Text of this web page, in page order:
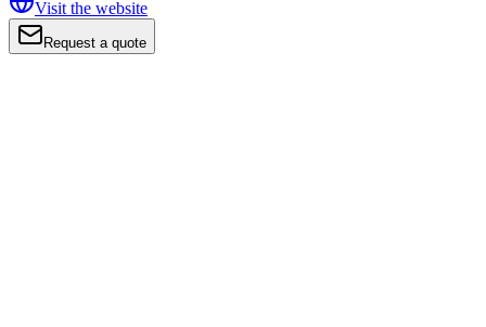
Visit the website
Request a quote